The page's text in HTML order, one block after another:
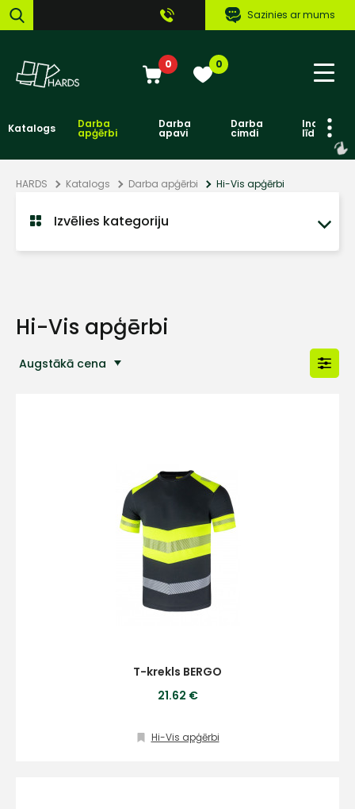
Sazinies ar mums
0 0
Katalogs Darba
apģērbi
Darba
apavi
Darba
cimdi līdzekļi
HARDS Katalogs Darba apģērbi Hi-Vis apģērbi
Izvēlies kategoriju
Hi-Vis apģērbi
Augstākā cena
T-krekls BERGO
21.62 €
Hi-Vis apģērbi